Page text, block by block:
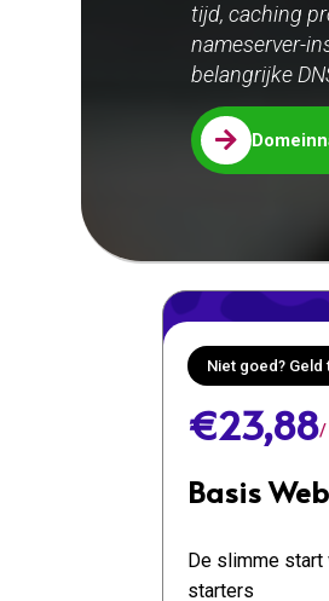
tijd, caching
nameserver-
belangrijke

Niet goed? Geld
€23,88/
Basis
De slimme
starters